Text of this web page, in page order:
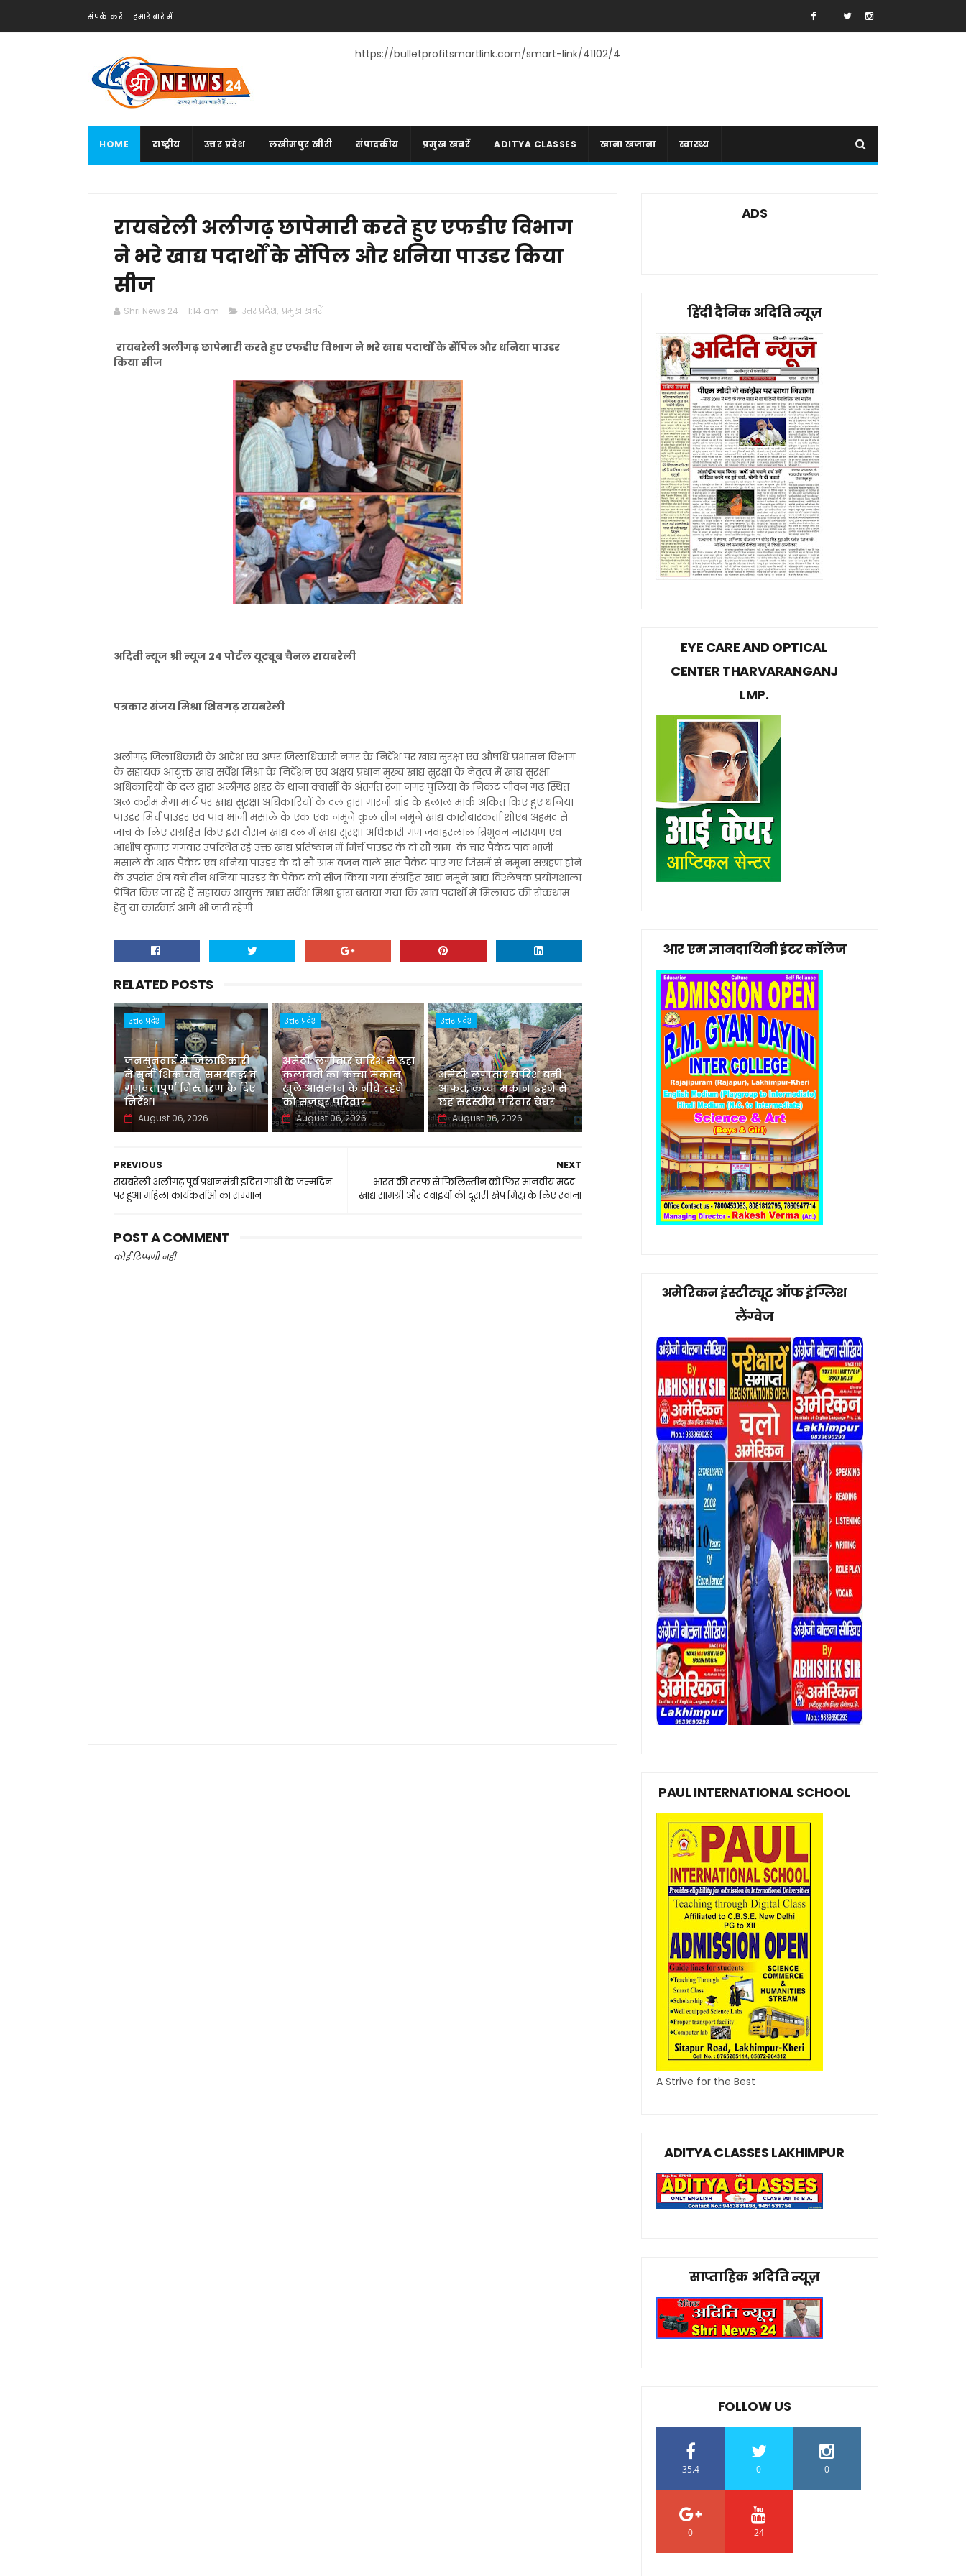
संपर्क करें हमारे बारे में
https://bulletprofitsmartlink.com/smart-link/41102/4
HOME राष्ट्रीय उत्तर प्रदेश लखीमपुर खीरी संपादकीय प्रमुख खबरें ADITYA CLASSES खाना खजाना स्वास्थ्य
रायबरेली अलीगढ़ छापेमारी करते हुए एफडीए विभाग
ने भरे खाद्य पदार्थों के सेंपिल और धनिया पाउडर किया
सीज
Shri News 24 1:14 am उत्तर प्रदेश, प्रमुख खबरें
रायबरेली अलीगढ़ छापेमारी करते हुए एफडीए विभाग ने भरे खाद्य पदार्थों के सेंपिल और धनिया पाउडर
किया सीज
अदिती न्यूज श्री न्यूज 24 पोर्टल यूट्यूब चैनल रायबरेली
पत्रकार संजय मिश्रा शिवगढ़ रायबरेली
अलीगढ़ जिलाधिकारी के आदेश एवं अपर जिलाधिकारी नगर के निर्देश पर खाद्य सुरक्षा एवं औषधि प्रशासन विभाग
के सहायक आयुक्त खाद्य सर्वेश मिश्रा के निर्देशन एवं अक्षय प्रधान मुख्य खाद्य सुरक्षा के नेतृत्व में खाद्य सुरक्षा
अधिकारियों के दल द्वारा अलीगढ़ शहर के थाना क्वार्सी के अंतर्गत रजा नगर पुलिया के निकट जीवन गढ़ स्थित
अल करीम मेगा मार्ट पर खाद्य सुरक्षा अधिकारियों के दल द्वारा गारनी ब्रांड के हलाल मार्क अंकित किए हुए धनिया
पाउडर मिर्च पाउडर एवं पाव भाजी मसाले के एक एक नमूने कुल तीन नमूने खाद्य कारोबारकर्ता शोएब अहमद से
जांच के लिए संग्रहित किए इस दौरान खाद्य दल में खाद्य सुरक्षा अधिकारी गण जवाहरलाल त्रिभुवन नारायण एवं
आशीष कुमार गंगवार उपस्थित रहे उक्त खाद्य प्रतिष्ठान में मिर्च पाउडर के दो सौ ग्राम के चार पैकेट पाव भाजी
मसाले के आठ पैकेट एवं धनिया पाउडर के दो सौ ग्राम वजन वाले सात पैकेट पाए गए जिसमें से नमूना संग्रहण होने
के उपरांत शेष बचे तीन धनिया पाउडर के पैकेट को सीज किया गया संग्रहित खाद्य नमूने खाद्य विश्लेषक प्रयोगशाला
प्रेषित किए जा रहे हैं सहायक आयुक्त खाद्य सर्वेश मिश्रा द्वारा बताया गया कि खाद्य पदार्थों में मिलावट की रोकथाम
हेतु या कार्रवाई आगे भी जारी रहेगी
RELATED POSTS
उत्तर प्रदेश
जनसुनवाई में जिलाधिकारी
ने सुनीं शिकायतें, समयबद्ध व
गुणवत्तापूर्ण निस्तारण के दिए
निर्देश।
August 06, 2026
उत्तर प्रदेश
अमेठी: लगातार बारिश से ढहा
कलावती का कच्चा मकान,
खुले आसमान के नीचे रहने
को मजबूर परिवार
August 06, 2026
उत्तर प्रदेश
अमेठी: लगातार बारिश बनी
आफत, कच्चा मकान ढहने से
छह सदस्यीय परिवार बेघर
August 06, 2026
NEXT
भारत की तरफ से फिलिस्तीन को फिर मानवीय मदद...
खाद्य सामग्री और दवाइयों की दूसरी खेप मिस्र के लिए रवाना
PREVIOUS
रायबरेली अलीगढ़ पूर्व प्रधानमंत्री इंदिरा गांधी के जन्मदिन
पर हुआ महिला कार्यकर्ताओं का सम्मान
POST A COMMENT
कोई टिप्पणी नहीं
ADS
हिंदी दैनिक अदिति न्यूज़
EYE CARE AND OPTICAL
CENTER THARVARANGANJ
LMP.
आर एम ज्ञानदायिनी इंटर कॉलेज
अमेरिकन इंस्टीट्यूट ऑफ इंग्लिश
लैंग्वेज
PAUL INTERNATIONAL SCHOOL
A Strive for the Best
ADITYA CLASSES LAKHIMPUR
साप्ताहिक अदिति न्यूज़
FOLLOW US
35.4 0 0
0 24